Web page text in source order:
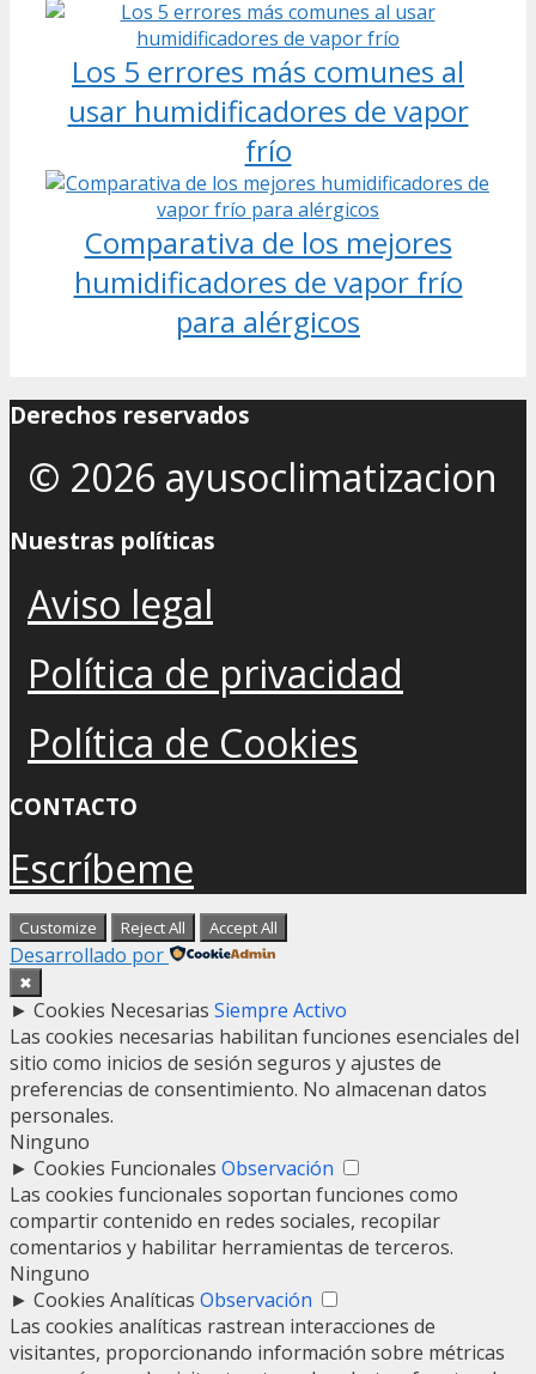
Los 5 errores más comunes al
usar humidificadores de vapor
frío
Comparativa de los mejores
humidificadores de vapor frío
para alérgicos
Derechos reservados
© 2026 ayusoclimatizacion
Nuestras políticas
Aviso legal
Política de privacidad
Política de Cookies
CONTACTO
Escríbeme
Customize Reject All Accept All
Desarrollado por
✖
► Cookies Necesarias Siempre Activo
Las cookies necesarias habilitan funciones esenciales del
sitio como inicios de sesión seguros y ajustes de
preferencias de consentimiento. No almacenan datos
personales.
Ninguno
► Cookies Funcionales Observación
Las cookies funcionales soportan funciones como
compartir contenido en redes sociales, recopilar
comentarios y habilitar herramientas de terceros.
Ninguno
► Cookies Analíticas Observación
Las cookies analíticas rastrean interacciones de
visitantes, proporcionando información sobre métricas